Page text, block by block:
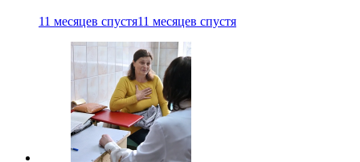
11 месяцев спустя11 месяцев спустя